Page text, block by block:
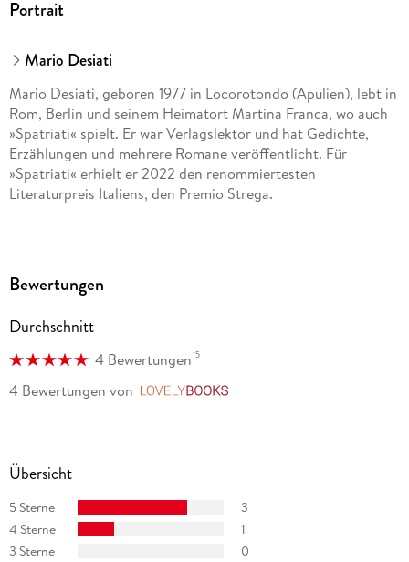
Portrait
Mario Desiati
Mario Desiati, geboren 1977 in Locorotondo (Apulien), lebt in
Rom, Berlin und seinem Heimatort Martina Franca, wo auch
»Spatriati« spielt. Er war Verlagslektor und hat Gedichte,
Erzählungen und mehrere Romane veröffentlicht. Für
»Spatriati« erhielt er 2022 den renommiertesten
Literaturpreis Italiens, den Premio Strega.
Bewertungen
Durchschnitt
4 Bewertungen15
4 Bewertungen von
Übersicht
5 Sterne
3
4 Sterne
1
3 Sterne
0